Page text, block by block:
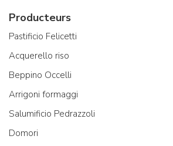
Producteurs
Pastificio Felicetti
Acquerello riso
Beppino Occelli
Arrigoni formaggi
Salumificio Pedrazzoli
Domori